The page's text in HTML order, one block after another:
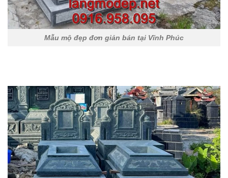
Mẫu mộ đẹp đơn giản bán tại Vĩnh Phúc